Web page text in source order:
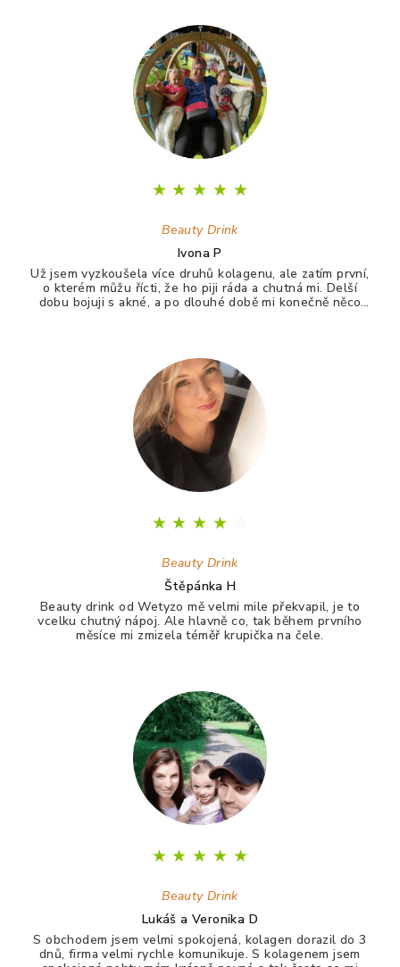
★ ★ ★ ★ ★
Beauty Drink
Ivona P
Už jsem vyzkoušela více druhů kolagenu, ale zatím první,
o kterém můžu řícti, že ho piji ráda a chutná mi. Delší
dobu bojuji s akné, a po dlouhé době mi konečně něco
★ ★ ★ ★
Beauty Drink
Štěpánka H
Beauty drink od Wetyzo mě velmi mile překvapil, je to
vcelku chutný nápoj. Ale hlavně co, tak během prvního
měsíce mi zmizela téměř krupička na čele.
★ ★ ★ ★ ★
Beauty Drink
Lukáš a Veronika D
S obchodem jsem velmi spokojená, kolagen dorazil do 3
dnů, firma velmi rychle komunikuje. S kolagenem jsem